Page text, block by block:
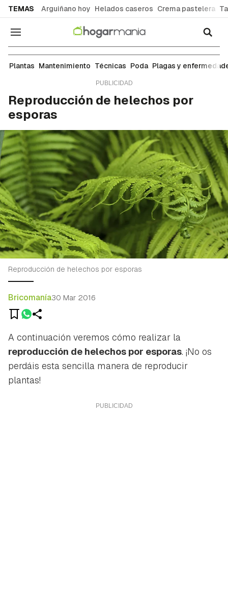
TEMAS Arguiñano hoy Helados caseros Crema pastelera
Navegación
Técnicas
Plantas Mantenimiento Técnicas Poda Plagas y
Reproducción de helechos por
esporas
Reproducción de helechos por esporas
Bricomanía30 Mar 2016
A continuación veremos cómo realizar la
reproducción de helechos por esporas. ¡No os
perdáis esta sencilla manera de reproducir
plantas!